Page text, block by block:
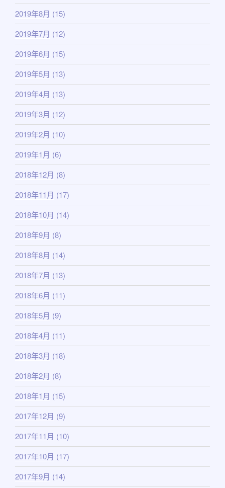
2019年8月 (15)
2019年7月 (12)
2019年6月 (15)
2019年5月 (13)
2019年4月 (13)
2019年3月 (12)
2019年2月 (10)
2019年1月 (6)
2018年12月 (8)
2018年11月 (17)
2018年10月 (14)
2018年9月 (8)
2018年8月 (14)
2018年7月 (13)
2018年6月 (11)
2018年5月 (9)
2018年4月 (11)
2018年3月 (18)
2018年2月 (8)
2018年1月 (15)
2017年12月 (9)
2017年11月 (10)
2017年10月 (17)
2017年9月 (14)